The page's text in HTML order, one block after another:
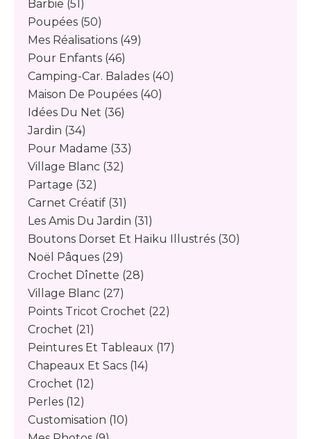
Barbie (51)
Poupées (50)
Mes Réalisations (49)
Pour Enfants (46)
Camping-Car. Balades (40)
Maison De Poupées (40)
Idées Du Net (36)
Jardin (34)
Pour Madame (33)
Village Blanc (32)
Partage (32)
Carnet Créatif (31)
Les Amis Du Jardin (31)
Boutons Dorset Et Haïku Illustrés (30)
Noël Pâques (29)
Crochet Dînette (28)
Village Blanc (27)
Points Tricot Crochet (22)
Crochet (21)
Peintures Et Tableaux (17)
Chapeaux Et Sacs (14)
Crochet (12)
Perles (12)
Customisation (10)